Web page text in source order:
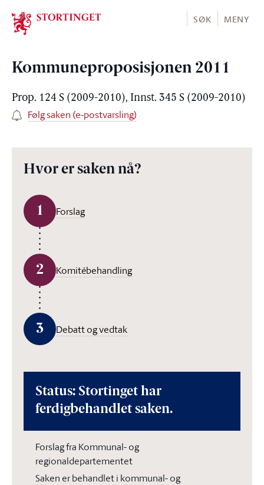
Stortinget.no
SØK MENY
Kommuneproposisjonen 2011
Prop. 124 S (2009-2010), Innst. 345 S (2009-2010)
Følg saken (e-postvarsling)
Hvor er saken nå?
1 Forslag
2 Komitébehandling
3 Debatt og vedtak
Status: Stortinget har
ferdigbehandlet saken.
Forslag fra Kommunal- og
regionaldepartementet
Saken er behandlet i kommunal- og